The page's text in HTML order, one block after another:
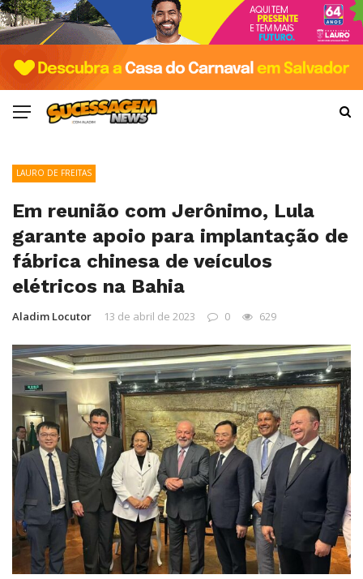
LAURO DE FREITAS
Em reunião com Jerônimo, Lula
garante apoio para implantação de
fábrica chinesa de veículos
elétricos na Bahia
Aladim Locutor 13 de abril de 2023 0 629